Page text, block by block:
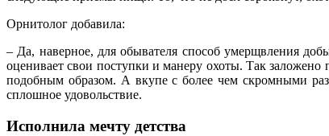
Орнитолог добавила:
– Да, наверное, для обывателя способ умерщвления
оценивает свои поступки и манеру охоты. Так
подобным образом. А вкупе с более чем скромными
сплошное удовольствие.
Исполнила мечту детства